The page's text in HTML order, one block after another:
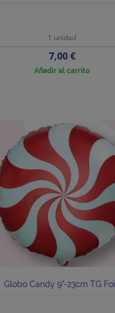
1 unidad
Precio
7,00 €
Añadir al carrito
Globo Candy 9"-23cm TG Foil